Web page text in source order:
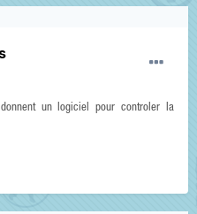
un logiciel pour controler la